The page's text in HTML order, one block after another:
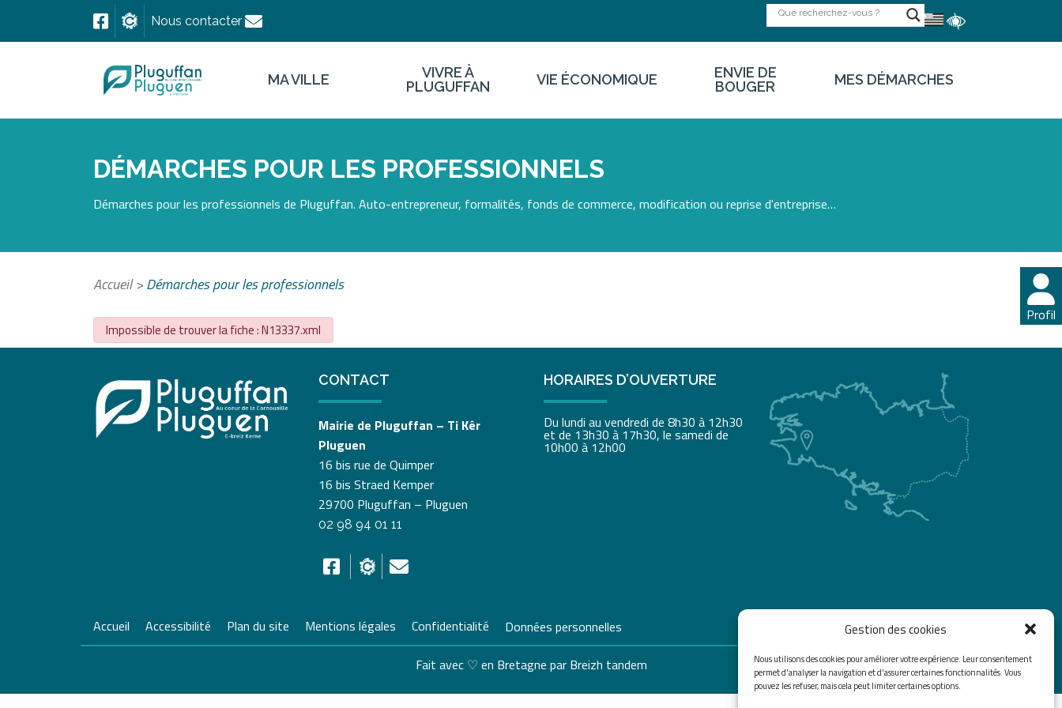
Gestion des cookies
Nous utilisons des cookies pour améliorer votre expérience. Leur consentement
permet d'analyser la navigation et d'assurer certaines fonctionnalités. Vous
pouvez les refuser, mais cela peut limiter certaines options.
Nous contacter
MA VILLE
VIVRE À
PLUGUFFAN
VIE ÉCONOMIQUE
ENVIE DE
BOUGER
MES DÉMARCHES
DÉMARCHES POUR LES PROFESSIONNELS
Démarches pour les professionnels de Pluguffan. Auto-entrepreneur, formalités, fonds de commerce, modification ou reprise d'entreprise…
Profil
Accueil>Démarches pour les professionnels
Impossible de trouver la fiche : N13337.xml
CONTACT
Mairie de Pluguffan – Ti Kêr
Pluguen
16 bis rue de Quimper
16 bis Straed Kemper
29700 Pluguffan – Pluguen
02 98 94 01 11
HORAIRES D’OUVERTURE
Du lundi au vendredi de 8h30 à 12h30
et de 13h30 à 17h30, le samedi de
10h00 à 12h00
Accueil Accessibilité Plan du site Mentions légales Confidentialité Données personnelles
Fait avec ♡ en Bretagne par Breizh tandem